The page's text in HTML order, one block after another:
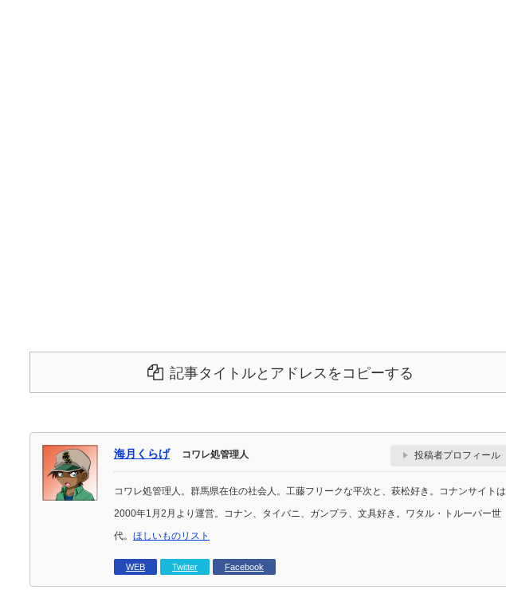
記事タイトルとアドレスをコピーする
海月くらげ コワレ処管理人 投稿者プロフィール
コワレ処管理人。群馬県在住の社会人。工藤フリークな平次と、萩松好き。コナンサイトは
2000年1月2月より運営。コナン、タイバニ、ガンプラ、文具好き。ワタル・トルーパー世
代。 ほしいものリスト
WEB Twitter Facebook